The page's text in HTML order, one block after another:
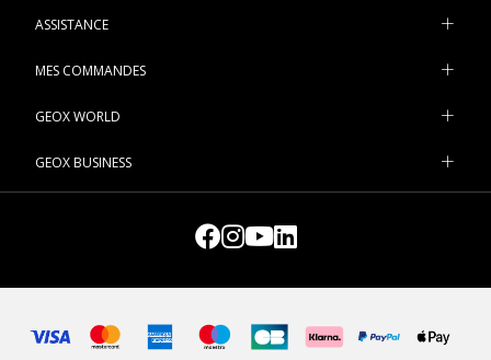
ASSISTANCE
MES COMMANDES
GEOX WORLD
GEOX BUSINESS